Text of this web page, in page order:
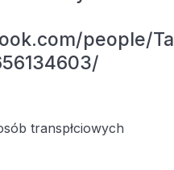
people/
transpłciowych